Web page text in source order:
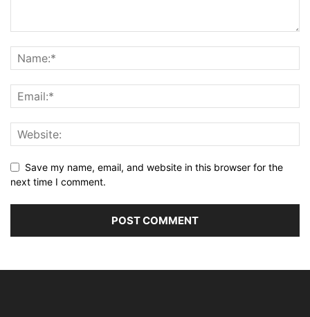
Save my name, email, and website in this browser for the
next time I comment.